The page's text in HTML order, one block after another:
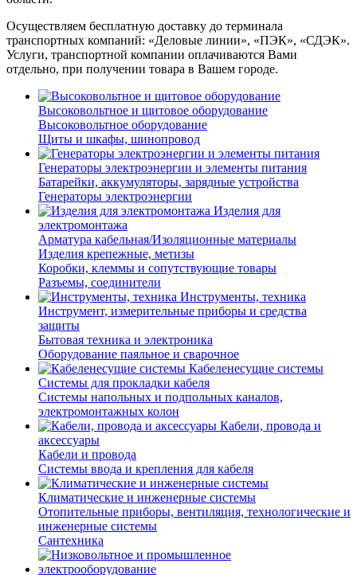
Осуществляем бесплатную доставку до терминала
транспортных компаний: «Деловые линии», «ПЭК», «СДЭК».
Услуги, транспортной компании оплачиваются Вами
отдельно, при получении товара в Вашем городе.
Высоковольтное и щитовое оборудование
Высоковольтное оборудование
Щиты и шкафы, шинопровод
Генераторы электроэнергии и элементы питания
Батарейки, аккумуляторы, зарядные устройства
Генераторы электроэнергии
Изделия для
электромонтажа
Арматура кабельная/Изоляционные материалы
Изделия крепежные, метизы
Коробки, клеммы и сопутствующие товары
Разъемы, соединители
Инструменты, техника
Инструмент, измерительные приборы и средства
защиты
Бытовая техника и электроника
Оборудование паяльное и сварочное
Кабеленесущие системы
Системы для прокладки кабеля
Системы напольных и подпольных каналов,
электромонтажных колон
Кабели, провода и
аксессуары
Кабели и провода
Системы ввода и крепления для кабеля
Климатические и инженерные системы
Отопительные приборы, вентиляция, технологические и
инженерные системы
Сантехника